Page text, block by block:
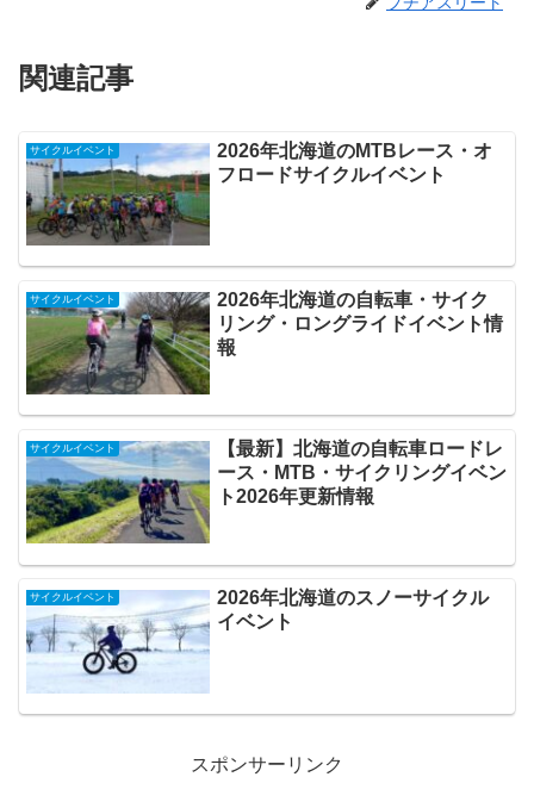
関連記事
サイクルイベント
2026年北海道のMTBレース・オ
フロードサイクルイベント
サイクルイベント
2026年北海道の自転車・サイク
リング・ロングライドイベント情
報
サイクルイベント
【最新】北海道の自転車ロードレ
ース・MTB・サイクリングイベン
ト2026年更新情報
サイクルイベント
2026年北海道のスノーサイクル
イベント
スポンサーリンク